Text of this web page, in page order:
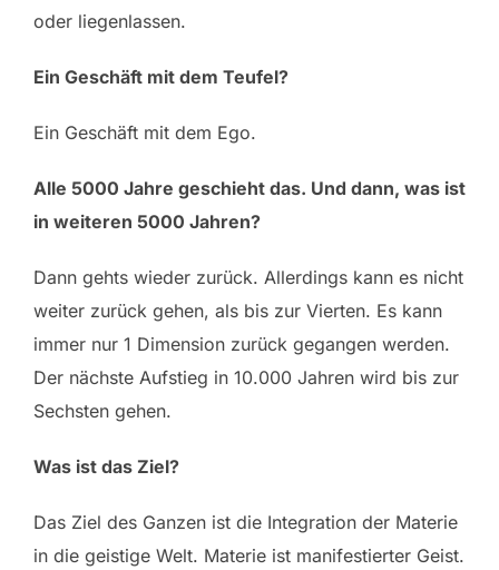
oder liegenlassen.
Ein Geschäft mit dem Teufel?
Ein Geschäft mit dem Ego.
Alle 5000 Jahre geschieht das. Und dann, was ist
in weiteren 5000 Jahren?
Dann gehts wieder zurück. Allerdings kann es nicht
weiter zurück gehen, als bis zur Vierten. Es kann
immer nur 1 Dimension zurück gegangen werden.
Der nächste Aufstieg in 10.000 Jahren wird bis zur
Sechsten gehen.
Was ist das Ziel?
Das Ziel des Ganzen ist die Integration der Materie
in die geistige Welt. Materie ist manifestierter Geist.